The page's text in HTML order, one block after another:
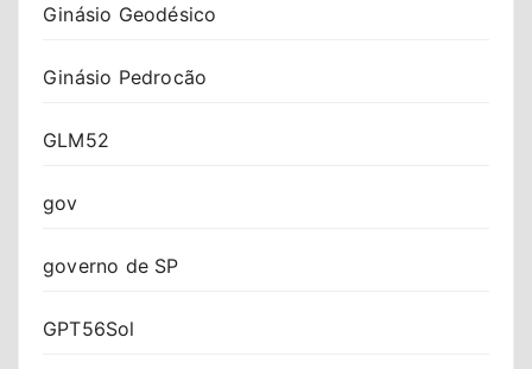
Ginásio Geodésico
Ginásio Pedrocão
GLM52
gov
governo de SP
GPT56Sol